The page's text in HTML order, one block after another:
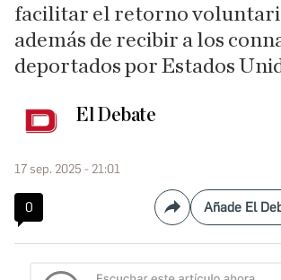
facilitar el retorno
además de recibir a los
deportados por Estados
El Debate
17 sep. 2025 - 21:01
0 Compartir
Añade El